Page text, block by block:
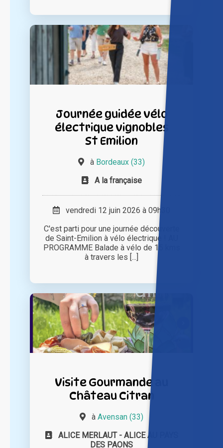
Journée guidée vélo
électrique vignobles
St Emilion
à Bordeaux (33)
A la française
vendredi 12 juin 2026 à 09h30
C'est parti pour une journée découverte
de Saint-Emilion à vélo électrique ! AU
PROGRAMME Balade à vélo de 15 kms
à travers les [...]
Visite Gourmande au
Château Citran
à Avensan (33)
ALICE MERLAUT - ALICE AU PAYS
DES PAONS